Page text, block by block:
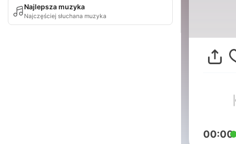
Najlepsza muzyka
Najczęściej słuchana muzyka
00:00